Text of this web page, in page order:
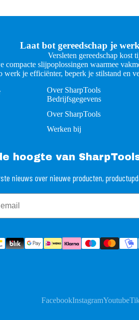
Laat bot gereedschap je
Versleten gereedschap kost
slijpoplossingen waarmee
werk je efficiënter, beperk je stilstand en
Over SharpTools
Bedrijfsgegevens
Over SharpTools
Werken bij
hoogte van
nieuws over nieuwe producten,
FacebookInstagramYoutube